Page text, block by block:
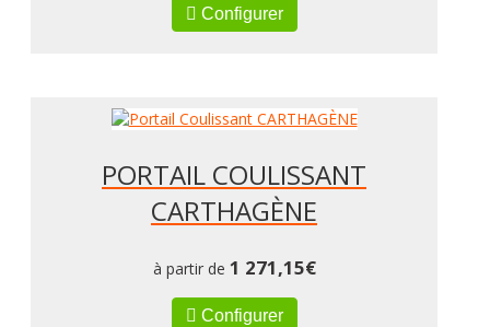
Configurer
PORTAIL COULISSANT
CARTHAGÈNE
à partir de 1 271,15€
Configurer